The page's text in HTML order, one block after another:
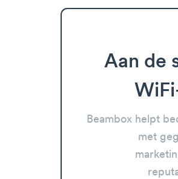
Aan de
Beambox helpt
met